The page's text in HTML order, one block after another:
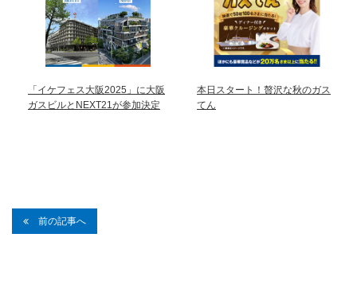
「イケフェス大阪2025」に大阪
ガスビルとNEXT21が参加決定
本日スタート！贅沢な秋のガス
てん
前の記事へ